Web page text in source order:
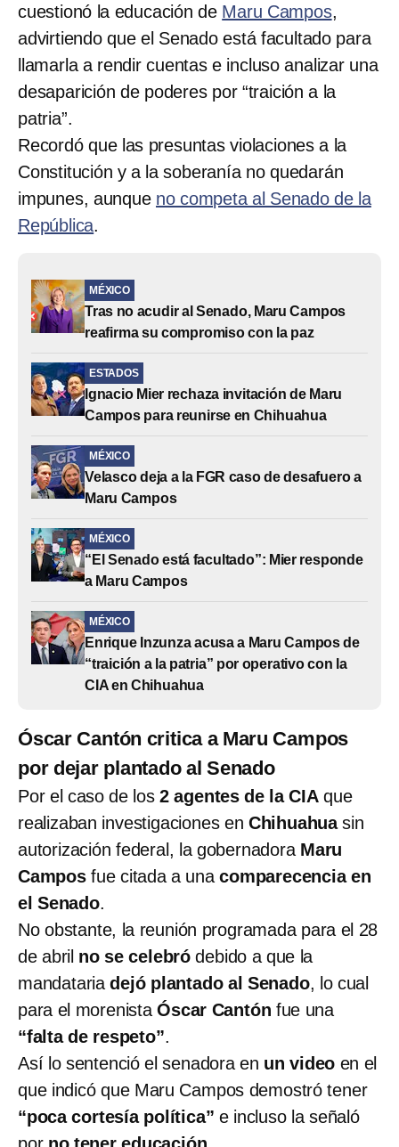
cuestionó la educación de Maru Campos,
advirtiendo que el Senado está facultado para
llamarla a rendir cuentas e incluso analizar una
desaparición de poderes por “traición a la
patria”.
Recordó que las presuntas violaciones a la
Constitución y a la soberanía no quedarán
impunes, aunque no competa al Senado de la
República.
MÉXICO
Tras no acudir al Senado, Maru Campos
reafirma su compromiso con la paz
ESTADOS
Ignacio Mier rechaza invitación de Maru
Campos para reunirse en Chihuahua
MÉXICO
Velasco deja a la FGR caso de desafuero a
Maru Campos
MÉXICO
“El Senado está facultado”: Mier responde
a Maru Campos
MÉXICO
Enrique Inzunza acusa a Maru Campos de
“traición a la patria” por operativo con la
CIA en Chihuahua
Óscar Cantón critica a Maru Campos
por dejar plantado al Senado
Por el caso de los2 agentes de la CIAque
realizaban investigaciones en Chihuahuasin
autorización federal, la gobernadora Maru
Camposfue citada a unacomparecencia en
el Senado.
No obstante, la reunión programada para el 28
de abril no se celebró debido a que la
mandatariadejó plantado al Senado, lo cual
para el morenistaÓscar Cantón fue una
“falta de respeto”.
Así lo sentenció el senadora en un video en el
que indicó que Maru Campos demostró tener
“poca cortesía política” e incluso la señaló